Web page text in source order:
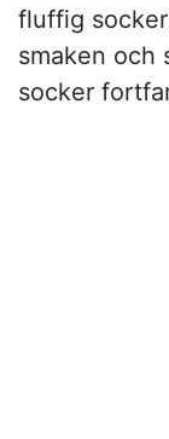
fluffig
smaken och
socker